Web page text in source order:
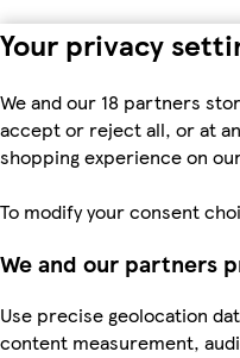
Your privacy
We and our 18 partners
accept or reject all, or at
shopping experience on
To modify your consent
We and our partners
Use precise geolocation
content measurement,